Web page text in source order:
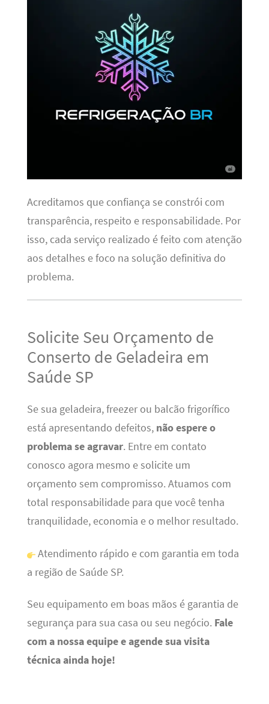
Acreditamos que confiança se constrói com
transparência, respeito e responsabilidade. Por
isso, cada serviço realizado é feito com atenção
aos detalhes e foco na solução definitiva do
problema.
Solicite Seu Orçamento de
Conserto de Geladeira em
Saúde SP
Se sua geladeira, freezer ou balcão frigorífico
está apresentando defeitos, não espere o
problema se agravar. Entre em contato
conosco agora mesmo e solicite um
orçamento sem compromisso. Atuamos com
total responsabilidade para que você tenha
tranquilidade, economia e o melhor resultado.
Atendimento rápido e com garantia em toda
a região de Saúde SP.
Seu equipamento em boas mãos é garantia de
segurança para sua casa ou seu negócio. Fale
com a nossa equipe e agende sua visita
técnica ainda hoje!